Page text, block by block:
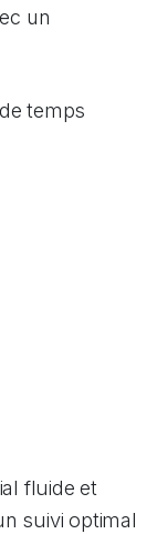
un
temps
fluide et
suivi optimal